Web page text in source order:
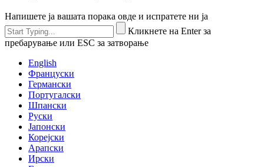
Напишете ја вашата порака овде и испратете ни ја
Кликнете на Enter за
пребарување или ESC за затворање
English
Француски
Германски
Португалски
Шпански
Руски
Јапонски
Корејски
Арапски
Ирски